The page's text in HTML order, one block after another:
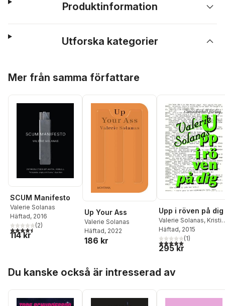
Produktinformation
Utforska kategorier
Mer från samma författare
SCUM Manifesto
Valerie Solanas
Häftad, 2016
4,5utav 5 stjärnor. Totalt antal röster:
(2)
114 kr
Up Your Ass
Valerie Solanas
Häftad, 2022
186 kr
Upp i röven på dig
Valerie Solanas,
Carlsson
Häftad, 2015
5,0utav 5 stjärnor.
(1)
295 kr
Du kanske också är intresserad av